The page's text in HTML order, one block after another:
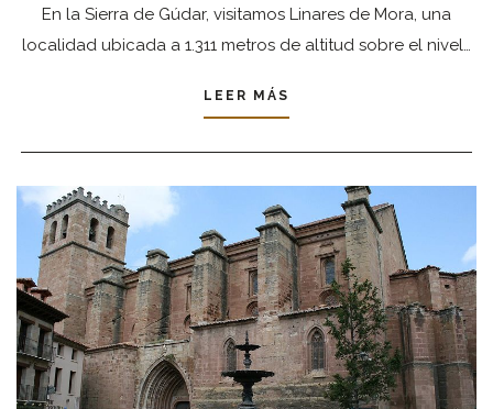
En la Sierra de Gúdar, visitamos Linares de Mora, una
localidad ubicada a 1.311 metros de altitud sobre el nivel…
LEER MÁS